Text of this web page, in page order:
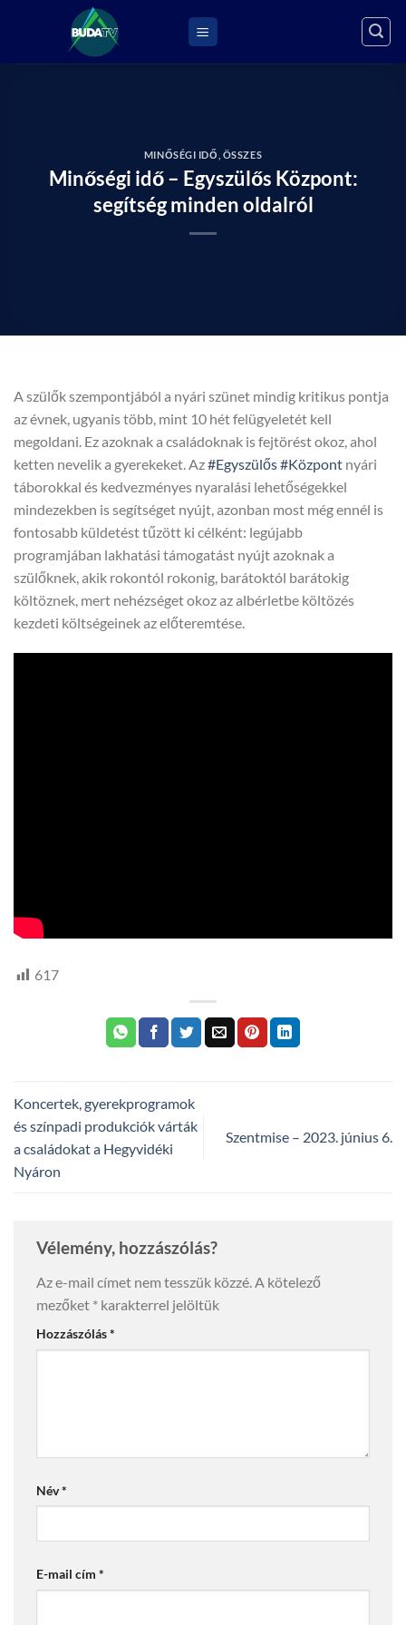
MINŐSÉGI IDŐ ÖSSZES
Minőségi idő – Egyszülős Központ:
segítség minden oldalról
A szülők szempontjából a nyári szünet mindig kritikus pontja
az évnek, ugyanis több, mint 10 hét felügyeletét kell
megoldani. Ez azoknak a családoknak is fejtörést okoz, ahol
ketten nevelik a gyerekeket. Az#Egyszülős#Központ nyári
táborokkal és kedvezményes nyaralási lehetőségekkel
mindezekben is segítséget nyújt, azonban most még ennél is
fontosabb küldetést tűzött ki célként: legújabb
programjában lakhatási támogatást nyújt azoknak a
szülőknek, akik rokontól rokonig, barátoktól barátokig
költöznek, mert nehézséget okoz az albérletbe költözés
kezdeti költségeinek az előteremtése.
617
Koncertek, gyerekprogramok
és színpadi produkciók várták
a családokat a Hegyvidéki
Nyáron
Szentmise – 2023. június 6.
Vélemény, hozzászólás?
Az e-mail címet nem tesszük közzé. A kötelező
mezőket * karakterrel jelöltük
Hozzászólás*
Név*
E-mail cím *